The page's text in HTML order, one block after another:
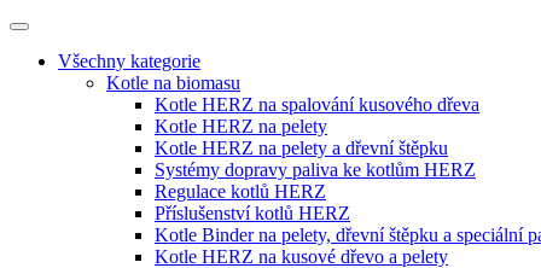
Všechny kategorie
Kotle na biomasu
Kotle HERZ na spalování kusového dřeva
Kotle HERZ na pelety
Kotle HERZ na pelety a dřevní štěpku
Systémy dopravy paliva ke kotlům HERZ
Regulace kotlů HERZ
Příslušenství kotlů HERZ
Kotle Binder na pelety, dřevní štěpku a speciální
Kotle HERZ na kusové dřevo a pelety